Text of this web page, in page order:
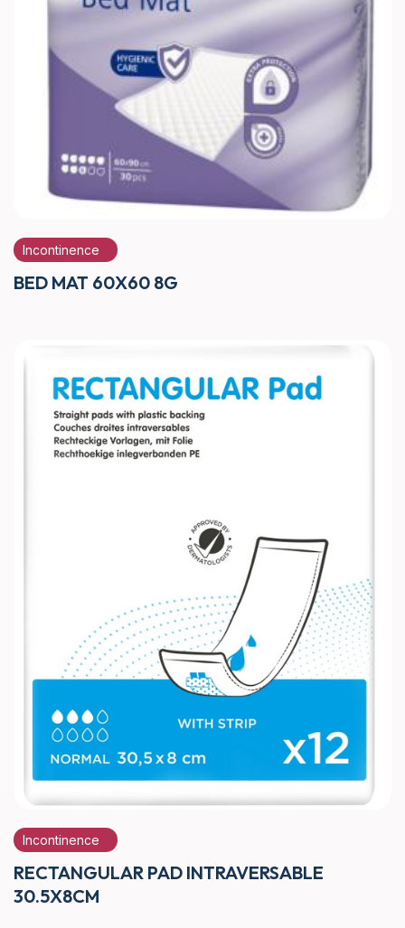
Incontinence
BED MAT 60X60 8G
Incontinence
RECTANGULAR PAD INTRAVERSABLE
30.5X8CM